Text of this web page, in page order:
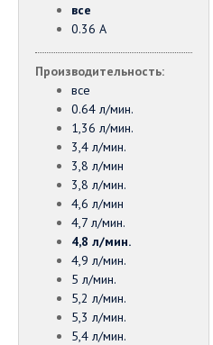
все
0.36 А
Производительность:
все
0.64 л/мин.
1,36 л/мин.
3,4 л/мин.
3,8 л/мин
3,8 л/мин.
4,6 л/мин
4,7 л/мин.
4,8 л/мин.
4,9 л/мин.
5 л/мин.
5,2 л/мин.
5,3 л/мин.
5,4 л/мин.